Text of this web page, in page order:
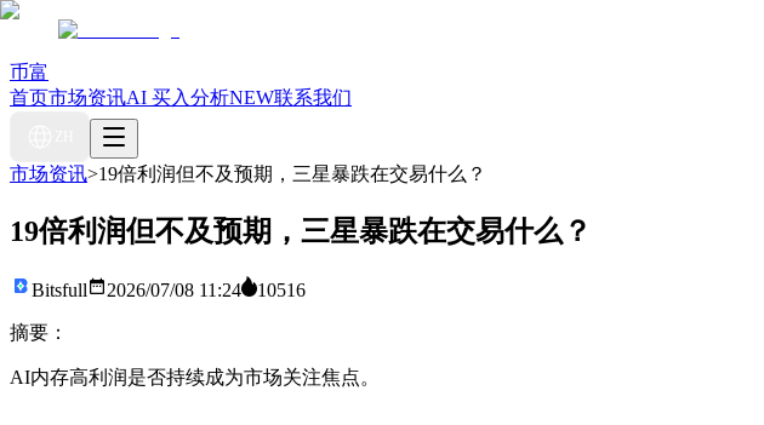
币富
首页市场资讯AI 买入分析NEW联系我们
市场资讯>19倍利润但不及预期，三星暴跌在交易什么？
19倍利润但不及预期，三星暴跌在交易什么？
Bitsfull 2026/07/08 11:24 10516
摘要：
AI内存高利润是否持续成为市场关注焦点。